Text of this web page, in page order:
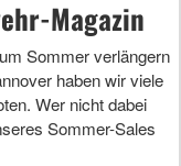
Magazin
Sommer verlängern
haben wir viele
Wer nicht dabei
Sommer-Sales